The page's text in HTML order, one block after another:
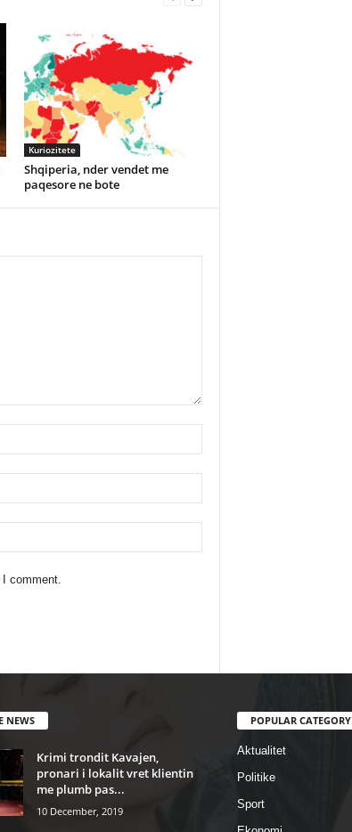
Kuriozitete
Shqiperia, nder vendet me
paqesore ne bote
comment.
NEWS
Krimi trondit Kavajen,
pronari i lokalit vret klientin
me plumb pas...
10 December, 2019
POPULAR CATEGORY
Aktualitet
Politike
Sport